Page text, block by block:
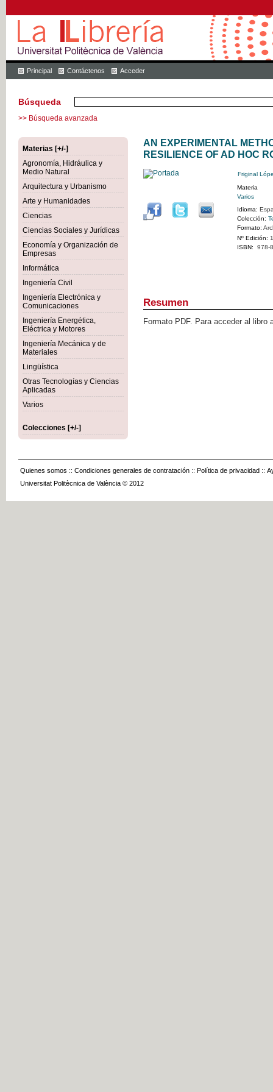
Principal Contáctenos Acceder
Búsqueda
>> Búsqueda avanzada
Materias [+/-]
Agronomía, Hidráulica y
Medio Natural
Arquitectura y Urbanismo
Arte y Humanidades
Ciencias
Ciencias Sociales y Jurídicas
Economía y Organización de
Empresas
Informática
Ingeniería Civil
Ingeniería Electrónica y
Comunicaciones
Ingeniería Energética,
Eléctrica y Motores
Ingeniería Mecánica y de
Materiales
Lingüística
Otras Tecnologías y Ciencias
Aplicadas
Varios
Colecciones [+/-]
AN EXPERIMENTAL
RESILIENCE OF AD HOC
Friginal
Materia
Varios
Idioma:
Colección:
Formato:
Nº Edición:
ISBN:
978-
Resumen
Formato PDF. Para acceder al
Quienes somos :: Condiciones generales de contratación :: Política de privacidad ::
Universitat Politècnica de València © 2012